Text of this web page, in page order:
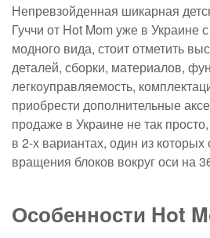
Непревзойденная шикарная
Гуччи от Hot Mom уже в Украине
модного вида, стоит отметить
деталей, сборки, материалов,
легкоуправляемость,
приобрести дополнительные
продаже в Украине не так
в 2-х вариантах, один из
вращения блоков вокруг оси на
Особенности Hot